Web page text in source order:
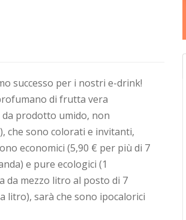
successo per i nostri e-drink!
di frutta vera
prodotto umido, non
che sono colorati e invitanti,
economici (5,90 € per più di 7
e pure ecologici (1
da mezzo litro al posto di 7
litro), sarà che sono ipocalorici